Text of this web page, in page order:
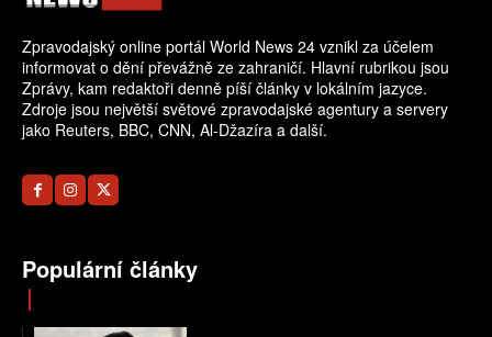
Zpravodajský online portál World News 24 vznikl za účelem
informovat o dění převážně ze zahraničí. Hlavní rubrikou jsou
Zprávy, kam redaktoři denně píší články v lokálním jazyce.
Zdroje jsou největší světové zpravodajské agentury a servery
jako Reuters, BBC, CNN, Al-Džazíra a další.
Populární články